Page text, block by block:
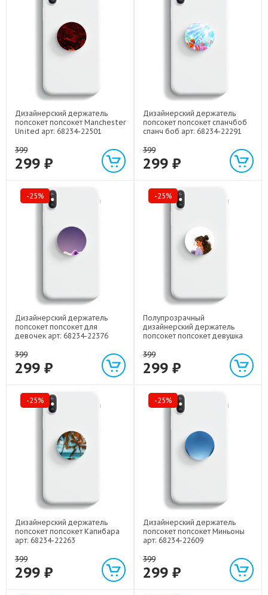
Дизайнерский держатель
попсокет попсокет Manchester
United арт: 68234-22501
399
299 ₽
Дизайнерский держатель
попсокет попсокет спанчбоб
спанч боб арт: 68234-22291
399
299 ₽
-25%
Дизайнерский держатель
попсокет попсокет для
девочек арт: 68234-22376
399
299 ₽
-25%
Полупрозрачный
дизайнерский держатель
попсокет попсокет девушка
399
299 ₽
-25%
Дизайнерский держатель
попсокет попсокет Капибара
арт: 68234-22263
399
299 ₽
-25%
Дизайнерский держатель
попсокет попсокет Миньоны
арт: 68234-22609
399
299 ₽